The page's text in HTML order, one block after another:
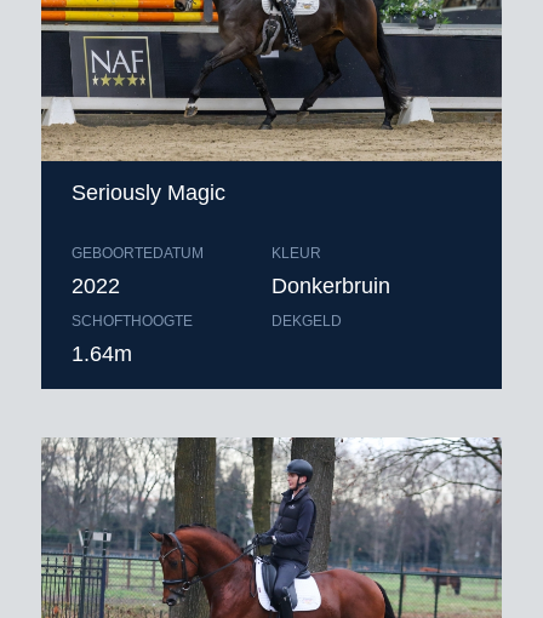
Seriously Magic
GEBOORTEDATUM
2022
SCHOFTHOOGTE
1.64m
KLEUR
Donkerbruin
DEKGELD